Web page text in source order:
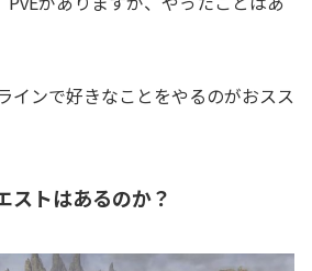
インで好きなことをやるのがおスス
ストはあるのか？